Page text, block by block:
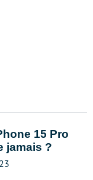
15 Pro
jamais ?